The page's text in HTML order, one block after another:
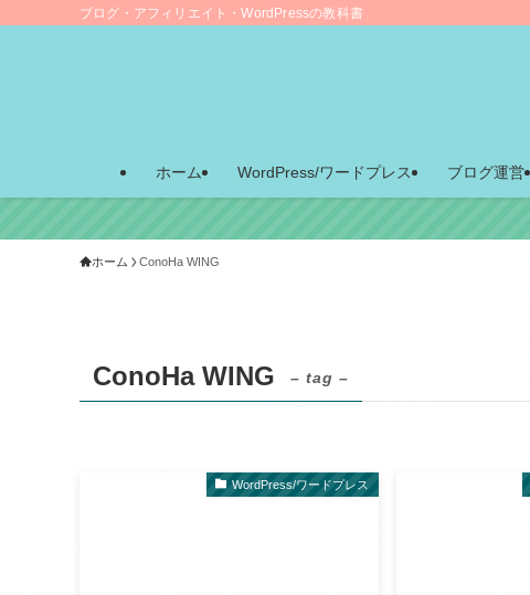
ブログ・アフィリエイト・WordPressの教科書
ホーム WordPress/ワードプレス ブログ運営
ホーム ConoHa WING
ConoHa WING – tag –
WordPress/ワードプレス